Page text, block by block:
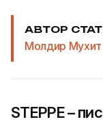
АВТОР
Молдир Мухит
STEPPE –